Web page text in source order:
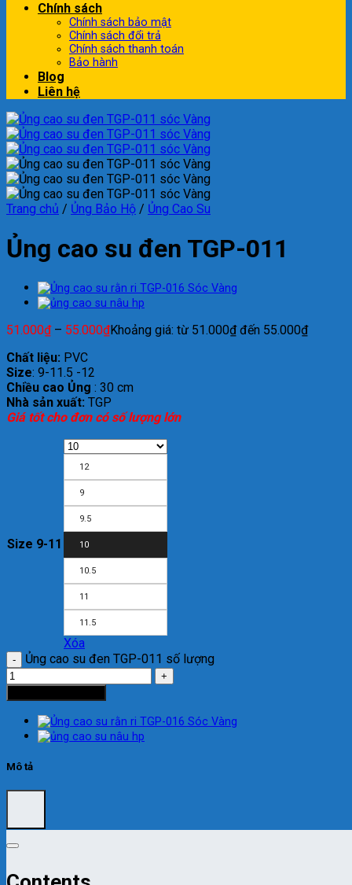
Chính sách
Chính sách bảo mật
Chính sách đổi trả
Chính sách thanh toán
Bảo hành
Blog
Liên hệ
Trang chủ / Ủng Bảo Hộ / Ủng Cao Su
Ủng cao su đen TGP-011
51.000₫ – 55.000₫Khoảng giá: từ 51.000₫ đến 55.000₫
Chất liệu: PVC
Size: 9-11.5 -12
Chiều cao Ủng : 30 cm
Nhà sản xuất: TGP
Giá tốt cho đơn có số lượng lớn
Size 9-11
12
9
9.5
10
10.5
11
11.5
Xóa
Ủng cao su đen TGP-011 số lượng
Mô tả